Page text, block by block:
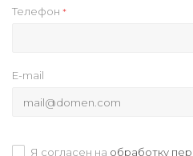
Телефон *
E-mail
Я согласен на обработку